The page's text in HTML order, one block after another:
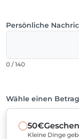
Persönliche
0 / 140
Wähle einen
50€
Kleine Dinge